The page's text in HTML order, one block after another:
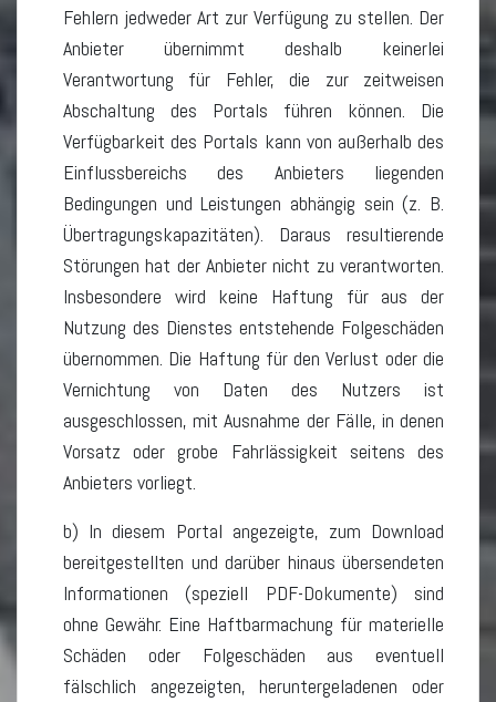
Fehlern jedweder Art zur Verfügung zu stellen. Der
Anbieter übernimmt deshalb keinerlei
Verantwortung für Fehler, die zur zeitweisen
Abschaltung des Portals führen können. Die
Verfügbarkeit des Portals kann von außerhalb des
Einflussbereichs des Anbieters liegenden
Bedingungen und Leistungen abhängig sein (z. B.
Übertragungskapazitäten). Daraus resultierende
Störungen hat der Anbieter nicht zu verantworten.
Insbesondere wird keine Haftung für aus der
Nutzung des Dienstes entstehende Folgeschäden
übernommen. Die Haftung für den Verlust oder die
Vernichtung von Daten des Nutzers ist
ausgeschlossen, mit Ausnahme der Fälle, in denen
Vorsatz oder grobe Fahrlässigkeit seitens des
Anbieters vorliegt.
b) In diesem Portal angezeigte, zum Download
bereitgestellten und darüber hinaus übersendeten
Informationen (speziell PDF-Dokumente) sind
ohne Gewähr. Eine Haftbarmachung für materielle
Schäden oder Folgeschäden aus eventuell
fälschlich angezeigten, heruntergeladenen oder